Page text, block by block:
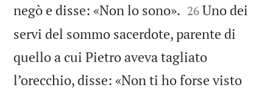
negò e disse: «Non lo sono». 

26 Uno dei
servi del sommo sacerdote, parente di
quello a cui Pietro aveva tagliato
l’orecchio, disse: «Non ti ho forse visto